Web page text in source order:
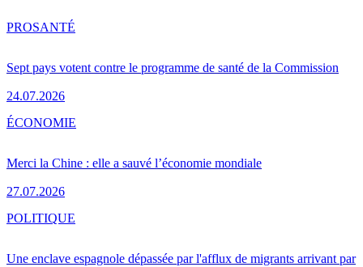
Sept pays votent contre le programme de santé de la Commission
24.07.2026
PROSANTÉ
Merci la Chine : elle a sauvé l’économie mondiale
27.07.2026
ÉCONOMIE
Une enclave espagnole dépassée par l'afflux de migrants arrivant par
POLITIQUE